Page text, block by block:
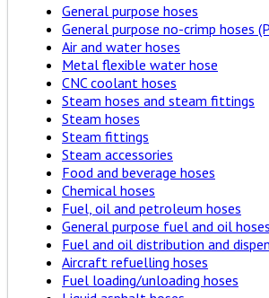
General purpose hoses
General purpose no-crimp hoses
Air and water hoses
Metal flexible water hose
CNC coolant hoses
Steam hoses and steam fittings
Steam hoses
Steam fittings
Steam accessories
Food and beverage hoses
Chemical hoses
Fuel, oil and petroleum hoses
General purpose fuel and oil hoses
Fuel and oil distribution and
Aircraft refuelling hoses
Fuel loading/unloading hoses